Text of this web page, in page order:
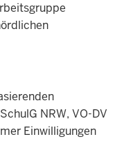
NRW, VO-DV
Einwilligungen